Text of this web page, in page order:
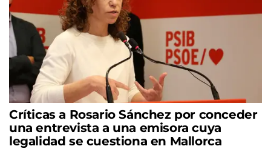
Críticas a Rosario Sánchez por conceder
una entrevista a una emisora cuya
legalidad se cuestiona en Mallorca